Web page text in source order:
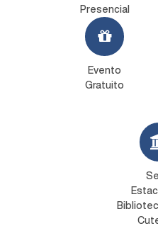
Presencial
Evento
Gratuito